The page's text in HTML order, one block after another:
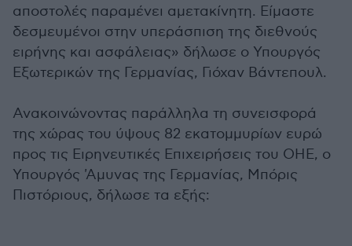
αποστολές παραμένει αμετακίνητη. Είμαστε
δεσμευμένοι στην υπεράσπιση της διεθνούς
ειρήνης και ασφάλειας» δήλωσε ο Υπουργός
Εξωτερικών της Γερμανίας, Γιόχαν Βάντεπουλ.
Ανακοινώνοντας παράλληλα τη συνεισφορά
της χώρας του ύψους 82 εκατομμυρίων ευρώ
προς τις Ειρηνευτικές Επιχειρήσεις του ΟΗΕ, ο
Υπουργός 'Αμυνας της Γερμανίας, Μπόρις
Πιστόριους, δήλωσε τα εξής: